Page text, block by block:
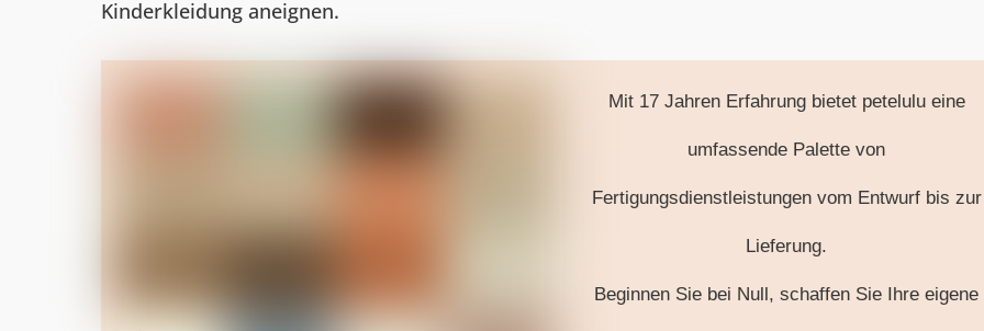
Kinderkleidung aneignen.
Mit 17 Jahren Erfahrung bietet petelulu eine
umfassende Palette von
Fertigungsdienstleistungen vom Entwurf bis zur
Lieferung.
Beginnen Sie bei Null, schaffen Sie Ihre eigene